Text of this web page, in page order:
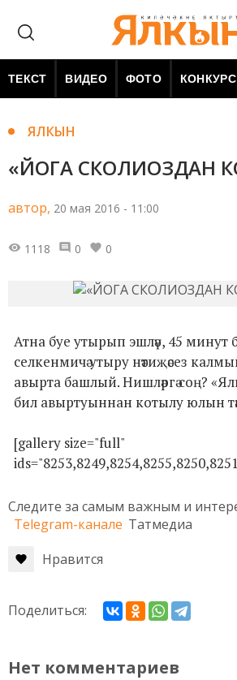
ТЕКСТ ВИДЕО ФОТО КОНКУРС
ЯЛКЫН
«ЙОГА СКОЛИОЗДАН
автор, 20 мая 2016 - 11:00
1118 0 0
Атна буе утырып эшләү, 45 минут
селкенмичә утыру нәтиҗәсез
авырта башлый. Нишләргә соң?
бил авыртуыннан котылу юлын
[gallery size="full"
Следите за самым важным и
Telegram-канале Татмедиа
Нравится
Поделиться:
Нет комментариев